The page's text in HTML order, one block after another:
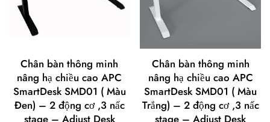
Chân bàn thông minh
nâng hạ chiều cao APC
SmartDesk SMD01 ( Màu
Đen) – 2 động cơ ,3 nấc
stage – Adjust Desk
Chân bàn thông minh
nâng hạ chiều cao APC
SmartDesk SMD01 ( Màu
Trắng) – 2 động cơ ,3 nấc
stage – Adjust Desk